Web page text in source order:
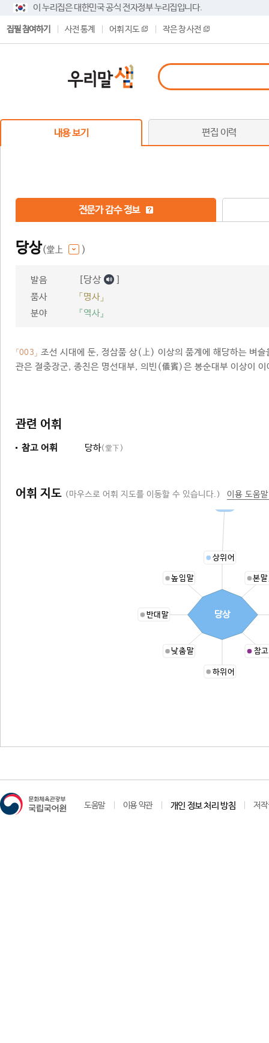
이 누리집은 대한민국 공식 전자정부 누리집입니다.
집필 참여하기 사전 통계 어휘 지도 작은 창 사전
내용 보기 편집 이력
전문가 감수 정보
당상(堂上 )
발음 [당상 ]
품사
「명사」
분야
『역사』
「003」 조선 시대에 둔, 정삼품 상(上) 이상의 품계에 해당하는 벼
관은 절충장군, 종친은 명선대부, 의빈(儀賓)은 봉순대부 이상이 이
관련 어휘
참고 어휘 당하(堂下)
어휘 지도 (마우스로 어휘 지도를 이동할 수 있습니다.) 이용 도움
상위어
본
참
하위어
낮춤말
반대말
높임말
당상
도움말 이용 약관 개인 정보 처리 방침 저